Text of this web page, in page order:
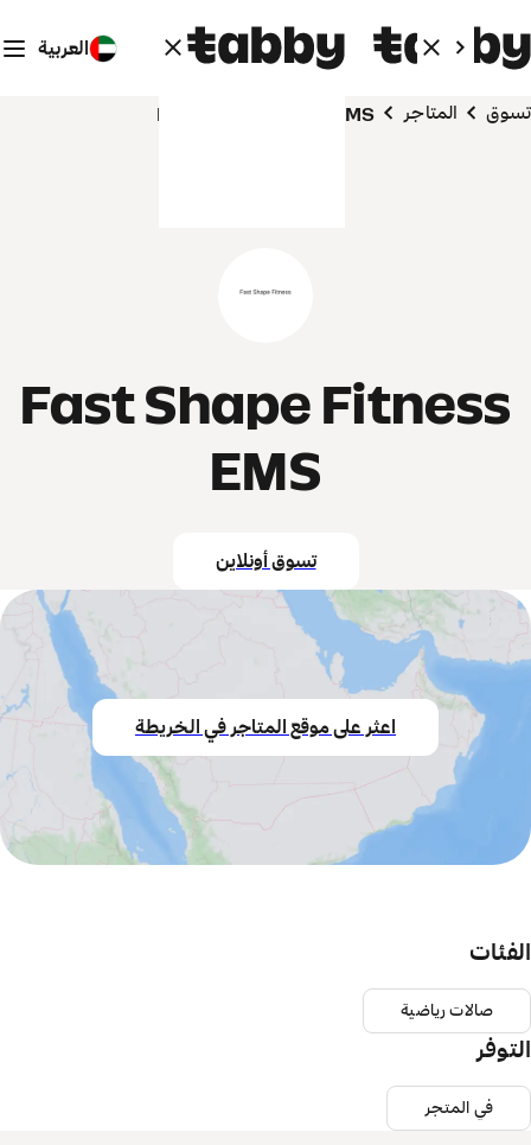
العربية
تسوق المتاجر Fast Shape Fitness EMS
Fast Shape Fitness
EMS
تسوق أونلاين
اعثر على موقع المتاجر في الخريطة
الفئات
صالات رياضية
التوفر
في المتجر